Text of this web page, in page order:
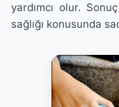
yardımcı olur.
sağlığı konusunda